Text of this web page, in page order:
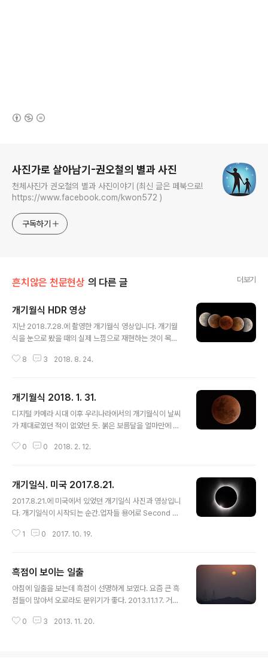
사진가로 살아남기-권오철의 별과 사진
천체사진가 권오철의 별과 사진이야기 (최신 글은 페북으로!
https://www.facebook.com/kwon572 )
구독하기
흔치않은 천문현상 의 다른 글 더보기
개기월식 HDR 영상
지난 2018.7.28.에 촬영한 개기월식 영상입니다. 개기월
식을 눈으로 봤을 때의 실제 느낌으로 재현하는 것이 목적
려진 암부와 햇빛을 받은 명부가 모두 보이지만, 카메라에
맞추면 암부는 보이지 않습니다.그래서 HDR 촬영을 해야
하는데, 망원경으로 연속 촬영할 때에는 셔터에서 발생하
는 진동 때문에 흔들리지 않은 이미지를 얻을 수 없었습니
있어서, 드디어 깨끗한 이미지를 얻을 수 있었습니다.지난
8 3 2018. 8. 24.
개기월식 2018. 1. 31.
디지털 카메라 시대 이후 우리나라에서의 개기월식이 날씨
가 제대로였던 적이 없었던 듯. 붉은 보름달을 얼마만에 본
사진에서 엄청난 장점이다.
0 0 2018. 2. 12.
개기일식. 미국 2017.8.21.
2017.8.21.에 미국에서 있었던 개기일식 사진과 영상입니
다. 개기일식이 시작되는 순간.업자들 용어로 Second co
중에 4번 접하는 순간이 생기는데 이것을 각각 First ~ Fo
별처럼 보이는 것은 금성이다. 갑자기 밤이 되며 지평선이
붉게 타오르는 주변 분위기를 한 장에 담았다.태양과 관련
한 이벤트에서는 태양의 반대쪽이 더 재미있는 경우가 많
도 태양만 보다가 놓치는 주변이 더 감동적이다.아주 맑은
1 0 2017. 10. 19.
흑점이 보이는 일출
아침에 일출을 보는데 흑점이 선명하게 보였다. 요즘 큰 흑
점들이 많아서 오로라도 분위기가 좋다. 2013.11.17. 거제
0 3 2013. 11. 20.